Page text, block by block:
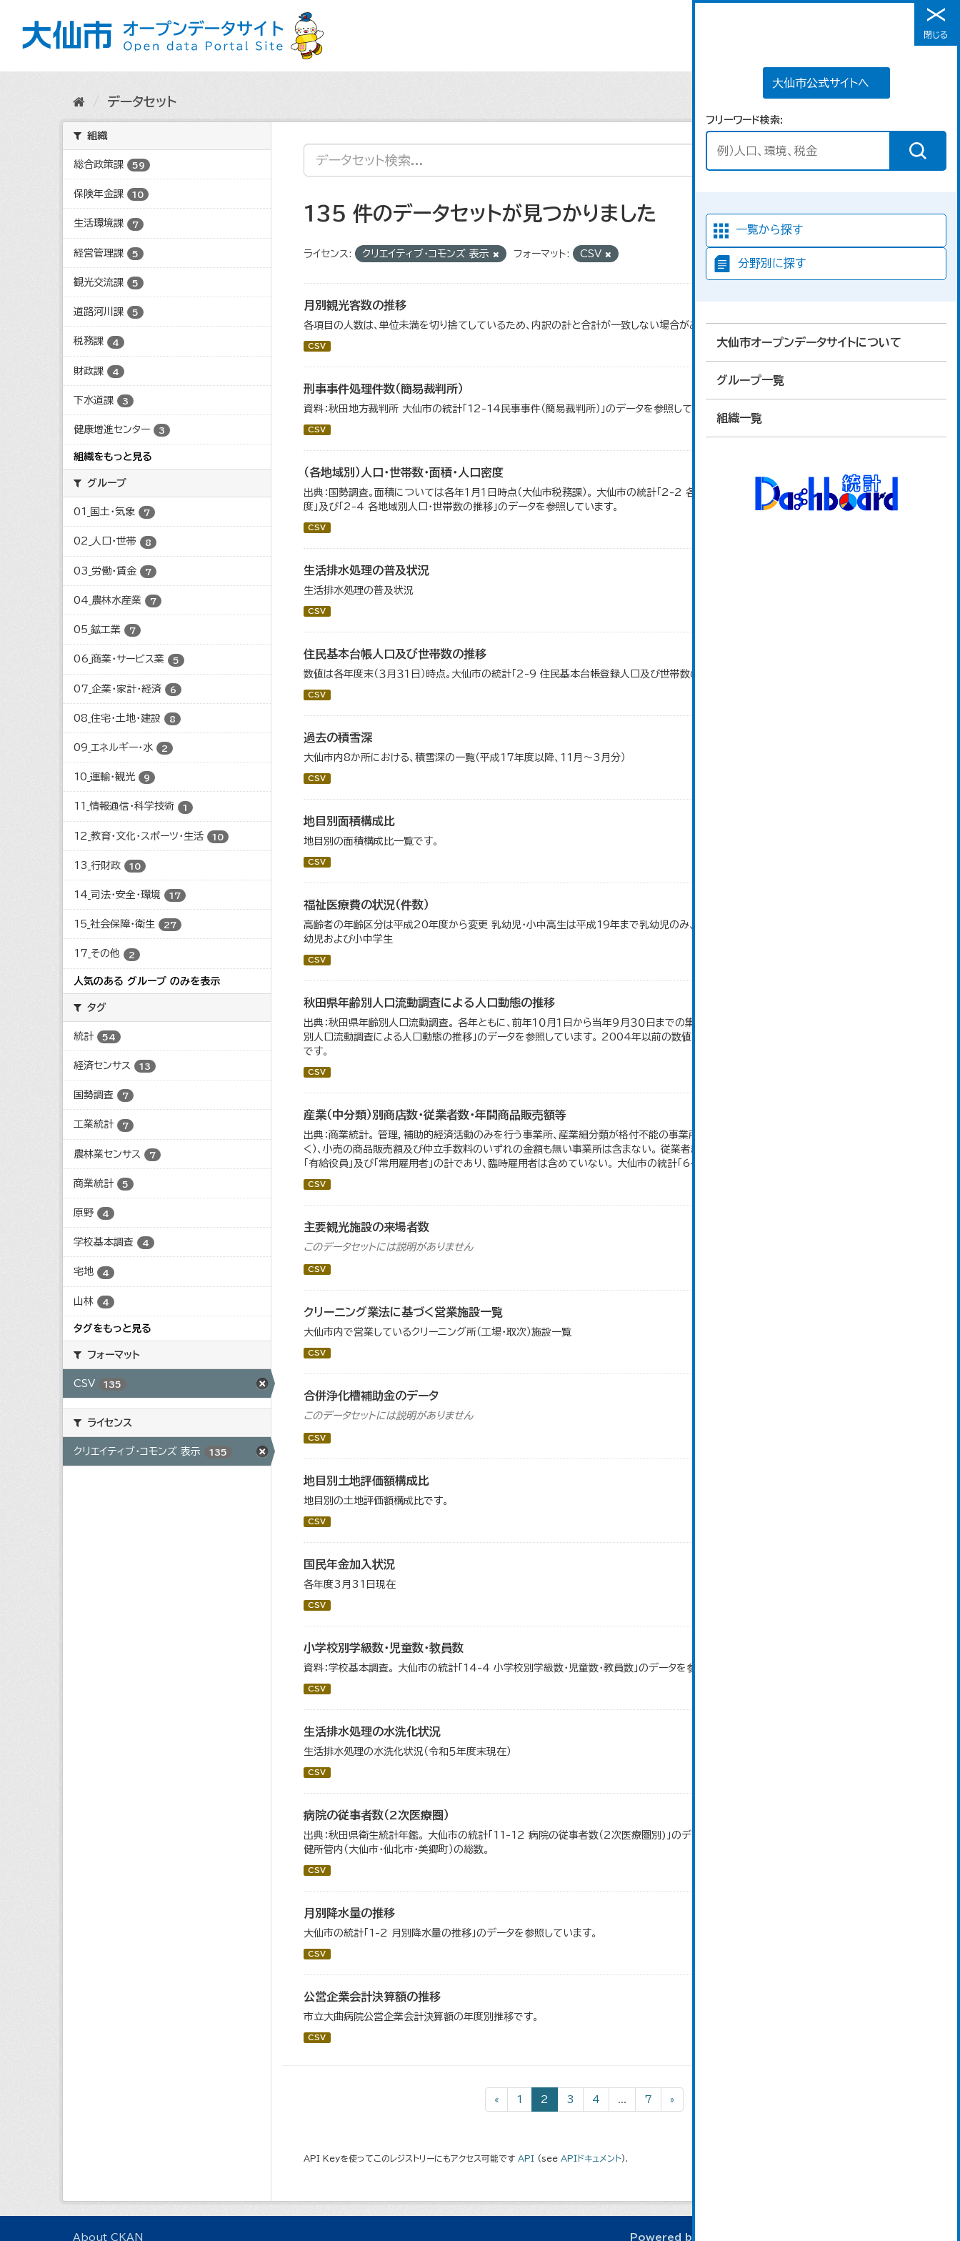
メニュー
大仙市公式サイトへ
フリーワード検索
一覧から探す
分野別に探す
大仙市オープンデータサイトについて
グループ一覧
組織一覧
閉じる
データセット
組織
総合政策課 59
保険年金課 10
生活環境課 7
経営管理課 5
観光交流課 5
道路河川課 5
税務課 4
財政課 4
下水道課 3
健康増進センター 3
組織をもっと見る
グループ
01_国土・気象 7
02_人口・世帯 8
03_労働・賃金 7
04_農林水産業 7
05_鉱工業 7
06_商業・サービス業 5
07_企業・家計・経済 6
08_住宅・土地・建設 8
09_エネルギー・水 2
10_運輸・観光 9
11_情報通信・科学技術 1
12_教育・文化・スポーツ・生活 10
13_行財政 10
14_司法・安全・環境 17
15_社会保障・衛生 27
17_その他 2
人気のある グループ のみを表示
タグ
統計 54
経済センサス 13
国勢調査 7
工業統計 7
農林業センサス 7
商業統計 5
原野 4
学校基本調査 4
宅地 4
山林 4
タグをもっと見る
フォーマット
CSV 135
ライセンス
クリエイティブ・コモンズ 表示 135
135 件のデータセットが見つかりました
ライセンス: クリエイティブ・コモンズ 表示 フォーマット: CSV
月別観光客数の推移
各項目の人数は、単位未満を切り捨てしているため、内訳の計と合計が一致しない場合がある。
CSV
刑事事件処理件数（簡易裁判所）
資料：秋田地方裁判所 大仙市の統計「12-14民事事件（簡易裁判所）」のデータを参照しています。
CSV
（各地域別）人口・世帯数・面積・人口密度
出典：国勢調査。面積については各年１月１日時点（大仙市税務課）。 大仙市の統計「2-2 各地域別人口・人口増減・面積・人口密
度」及び「2-4 各地域別人口・世帯数の推移」のデータを参照しています。
CSV
生活排水処理の普及状況
生活排水処理の普及状況
CSV
住民基本台帳人口及び世帯数の推移
数値は各年度末（３月３１日）時点。大仙市の統計「2-9 住民基本台帳登録人口及び世帯数の推移」のデータを参照しています。
CSV
過去の積雪深
大仙市内8か所における、積雪深の一覧（平成17年度以降、11月～3月分）
CSV
地目別面積構成比
地目別の面積構成比一覧です。
CSV
福祉医療費の状況（件数）
高齢者の年齢区分は平成20年度から変更 乳幼児・小中高生は平成19年まで乳幼児のみ、平成20年度から令和元年度までは乳
幼児および小中学生
CSV
秋田県年齢別人口流動調査による人口動態の推移
出典：秋田県年齢別人口流動調査。 各年ともに、前年１０月１日から当年９月３０日までの集計。 大仙市の統計「2-10 秋田県年齢
別人口流動調査による人口動態の推移」のデータを参照しています。 2004年以前の数値は合併前市町村の数値を合算したもの
です。
CSV
産業（中分類）別商店数・従業者数・年間商品販売額等
出典：商業統計。 管理，補助的経済活動のみを行う事業所、産業細分類が格付不能の事業所、卸売の商品販売額（仲立手数料を除
く）、小売の商品販売額及び仲立手数料のいずれの金額も無い事業所は含まない。 従業者総数は「個人業主」、「無給家族従業者」、
「有給役員」及び「常用雇用者」の計であり、臨時雇用者は含めていない。 大仙市の統計「6-2...
CSV
主要観光施設の来場者数
このデータセットには説明がありません
CSV
クリーニング業法に基づく営業施設一覧
大仙市内で営業しているクリーニング所（工場・取次）施設一覧
CSV
合併浄化槽補助金のデータ
このデータセットには説明がありません
CSV
地目別土地評価額構成比
地目別の土地評価額構成比です。
CSV
国民年金加入状況
各年度3月31日現在
CSV
小学校別学級数・児童数・教員数
資料：学校基本調査。 大仙市の統計「14-4 小学校別学級数・児童数・教員数」のデータを参照しています。
CSV
生活排水処理の水洗化状況
生活排水処理の水洗化状況（令和５年度末現在）
CSV
病院の従事者数（2次医療圏）
出典：秋田県衛生統計年鑑。 大仙市の統計「11-12 病院の従事者数（2次医療圏別)」のデータを参照しています。 数値は、大仙保
健所管内（大仙市・仙北市・美郷町）の総数。
CSV
月別降水量の推移
大仙市の統計「1-2 月別降水量の推移」のデータを参照しています。
CSV
公営企業会計決算額の推移
市立大曲病院公営企業会計決算額の年度別推移です。
CSV
« 1 2 3 4 ... 7 »
API Keyを使ってこのレジストリーにもアクセス可能です API (see APIドキュメント).
About CKAN Powered by